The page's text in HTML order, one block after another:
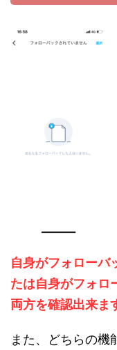
自身がフォローバ
たは自身がフォロ
両方を確認出来ま
また、どちらの機